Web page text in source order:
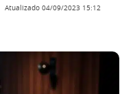
Atualizado 04/09/2023 15:12